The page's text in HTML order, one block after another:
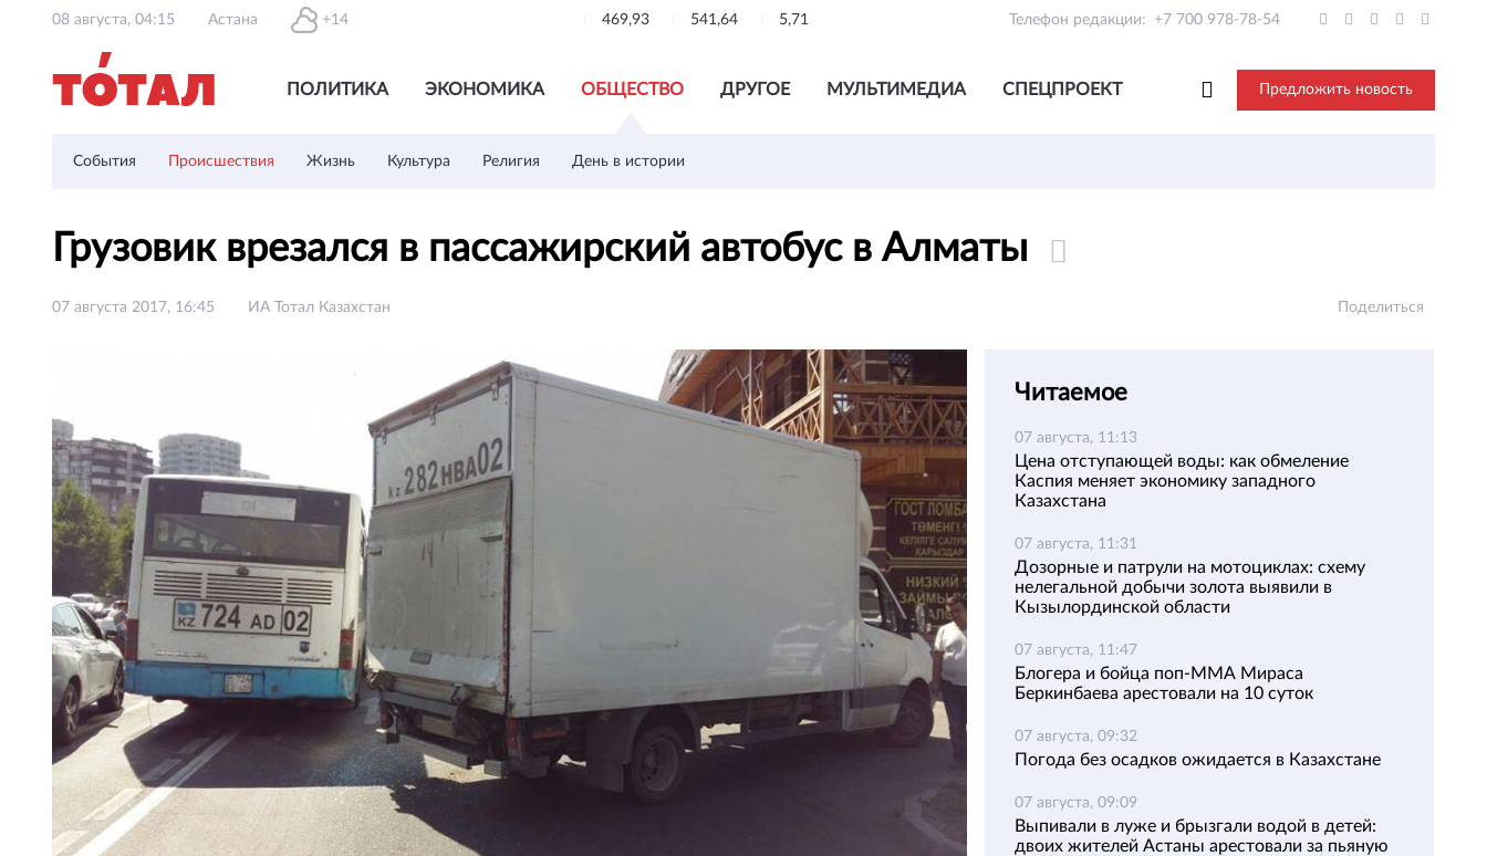
08 августа, 04:15 Астана +14 469,93 541,64 5,71 Телефон редакции: +7 700 978-78-54
ПОЛИТИКА ЭКОНОМИКА ОБЩЕСТВО ДРУГОЕ МУЛЬТИМЕДИА СПЕЦПРОЕКТ Предложить новость
События Происшествия Жизнь Культура Религия День в истории
Грузовик врезался в пассажирский автобус в Алматы
07 августа 2017, 16:45 ИА Тотал Казахстан Поделиться
Читаемое
07 августа, 11:13
Цена отступающей воды: как обмеление
Каспия меняет экономику западного
Казахстана
07 августа, 11:31
Дозорные и патрули на мотоциклах: схему
нелегальной добычи золота выявили в
Кызылординской области
07 августа, 11:47
Блогера и бойца поп-ММА Мираса
Беркинбаева арестовали на 10 суток
07 августа, 09:32
Погода без осадков ожидается в Казахстане
07 августа, 09:09
Выпивали в луже и брызгали водой в детей:
двоих жителей Астаны арестовали за пьяную